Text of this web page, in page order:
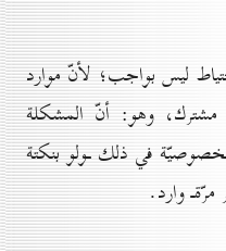
ليس بواجب؛ لأنّ موارد
وهو: أنّ المشكلة
في ذلك ـولو بنكتة
وارد.